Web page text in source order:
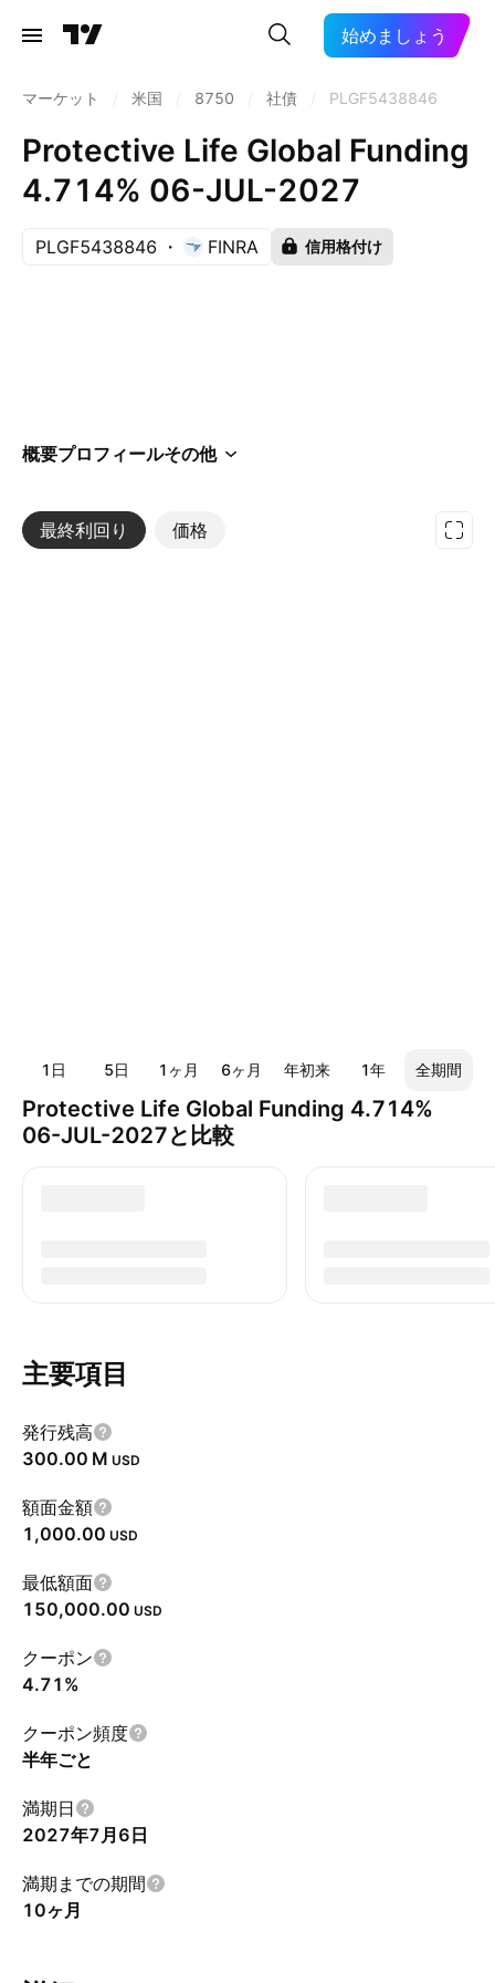
始めましょう
マーケット 米国 8750 社債 PLGF5438846
Protective Life Global Funding
4.714% 06-JUL-2027
PLGF5438846 FINRA 信用格付け
概要プロフィールその他
最終利回り 価格
その他
1日 5日 1ヶ月 6ヶ月 年初来 1年 全期間
Protective Life Global Funding 4.714%
06-JUL-2027と比較
主要項目
発行残高
‪300.00 M‬ USD
額面金額
1,000.00 USD
最低額面
150,000.00 USD
クーポン
4.71%
クーポン頻度
半年ごと
満期日
2027年7月6日
満期までの期間
10ヶ月